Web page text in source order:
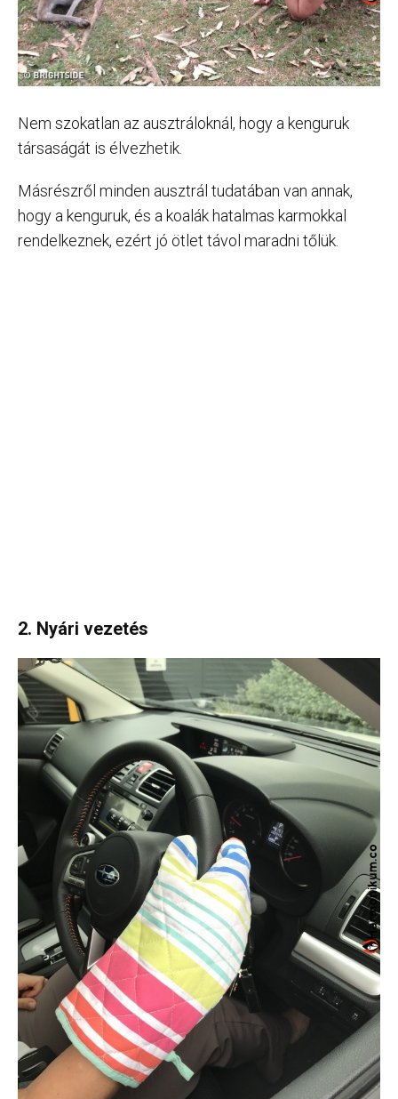
Nem szokatlan az ausztráloknál, hogy a kenguruk
társaságát is élvezhetik.
Másrészről minden ausztrál tudatában van annak,
hogy a kenguruk, és a koalák hatalmas karmokkal
rendelkeznek, ezért jó ötlet távol maradni tőlük.
2. Nyári vezetés